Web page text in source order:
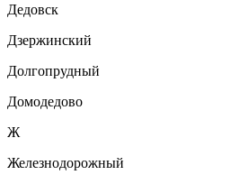
Дедовск
Дзержинский
Долгопрудный
Домодедово
Ж
Железнодорожный